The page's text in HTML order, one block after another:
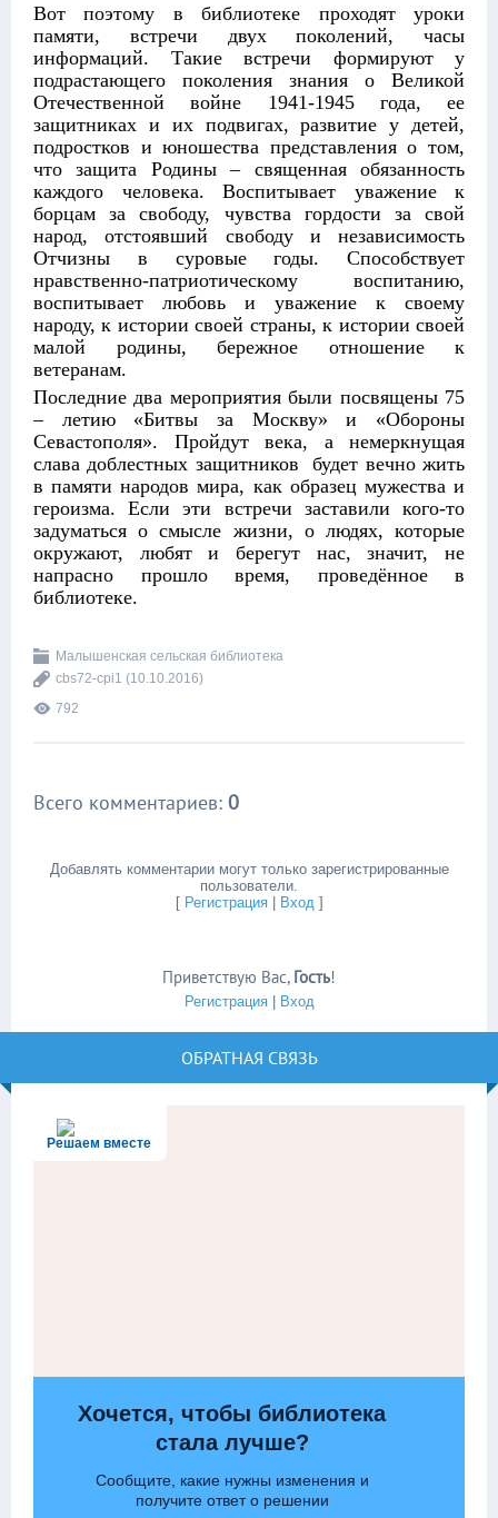
Вот поэтому в библиотеке проходят уроки
памяти, встречи двух поколений, часы
информаций. Такие встречи формируют у
подрастающего поколения знания о Великой
Отечественной войне 1941-1945 года, ее
защитниках и их подвигах, развитие у детей,
подростков и юношества представления о том,
что защита Родины – священная обязанность
каждого человека. Воспитывает уважение к
борцам за свободу, чувства гордости за свой
народ, отстоявший свободу и независимость
Отчизны в суровые годы. Способствует
нравственно-патриотическому воспитанию,
воспитывает любовь и уважение к своему
народу, к истории своей страны, к истории своей
малой родины, бережное отношение к
ветеранам.
Последние два мероприятия были посвящены 75
– летию «Битвы за Москву» и «Обороны
Севастополя». Пройдут века, а немеркнущая
слава доблестных защитников будет вечно жить
в памяти народов мира, как образец мужества и
героизма. Если эти встречи заставили кого-то
задуматься о смысле жизни, о людях, которые
окружают, любят и берегут нас, значит, не
напрасно прошло время, проведённое в
библиотеке.
Малышенская сельская библиотека
cbs72-cpi1 (10.10.2016)
792
Всего комментариев: 0
Добавлять комментарии могут только зарегистрированные
пользователи.
[ Регистрация| Вход]
Приветствую Вас, Гость!
Регистрация| Вход
ОБРАТНАЯ СВЯЗЬ
Решаем вместе
Хочется, чтобы библиотека
стала лучше?
Сообщите, какие нужны изменения и
получите ответ о решении